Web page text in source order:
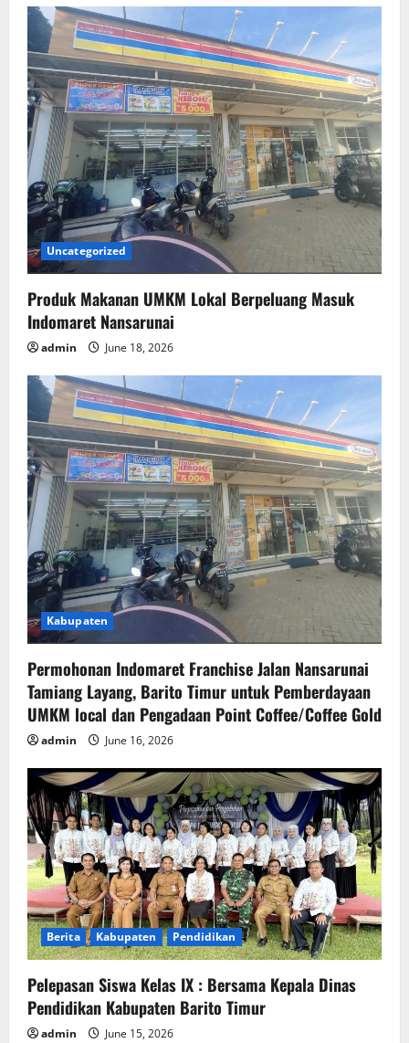
Uncategorized
Produk Makanan UMKM Lokal Berpeluang Masuk
Indomaret Nansarunai
admin June 18, 2026
Kabupaten
Permohonan Indomaret Franchise Jalan Nansarunai
Tamiang Layang, Barito Timur untuk Pemberdayaan
UMKM local dan Pengadaan Point Coffee/Coffee Gold
admin June 16, 2026
Berita Kabupaten Pendidikan
Pelepasan Siswa Kelas IX : Bersama Kepala Dinas
Pendidikan Kabupaten Barito Timur
admin June 15, 2026